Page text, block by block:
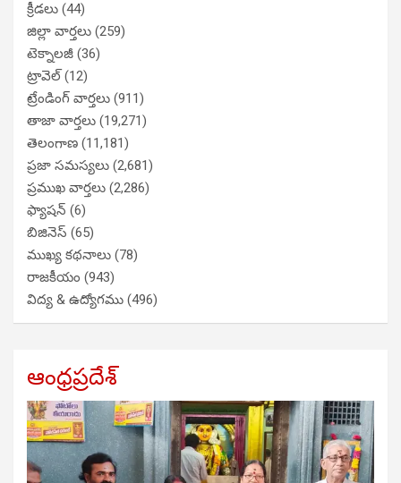
క్రీడలు (44)
జిల్లా వార్తలు (259)
టెక్నాలజీ (36)
ట్రావెల్(12)
ట్రేండింగ్ వార్తలు (911)
తాజా వార్తలు (19,271)
తెలంగాణ (11,181)
ప్రజా సమస్యలు (2,681)
ప్రముఖ వార్తలు (2,286)
ఫ్యాషన్ (6)
బిజినెస్ (65)
ముఖ్య కథనాలు (78)
రాజకీయం (943)
విద్య & ఉద్యోగము (496)
ఆంధ్రప్రదేశ్